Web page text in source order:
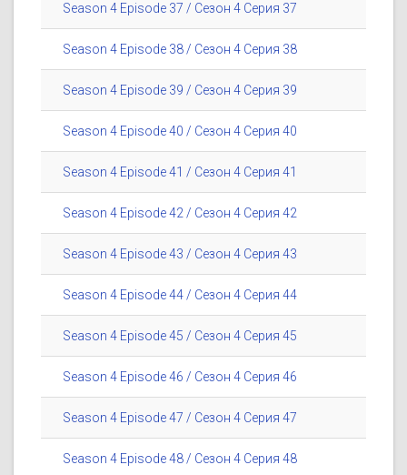
Season 4 Episode 37 / Сезон 4 Серия 37
Season 4 Episode 38 / Сезон 4 Серия 38
Season 4 Episode 39 / Сезон 4 Серия 39
Season 4 Episode 40 / Сезон 4 Серия 40
Season 4 Episode 41 / Сезон 4 Серия 41
Season 4 Episode 42 / Сезон 4 Серия 42
Season 4 Episode 43 / Сезон 4 Серия 43
Season 4 Episode 44 / Сезон 4 Серия 44
Season 4 Episode 45 / Сезон 4 Серия 45
Season 4 Episode 46 / Сезон 4 Серия 46
Season 4 Episode 47 / Сезон 4 Серия 47
Season 4 Episode 48 / Сезон 4 Серия 48